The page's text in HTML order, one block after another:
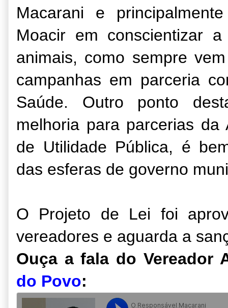
Macarani e
Moacir em conscientizar
animais, como sempre
campanhas em parceria
Saúde. Outro ponto
melhoria para parcerias
de Utilidade Pública, é
das esferas de governo
O Projeto de Lei foi
vereadores e aguarda a
Ouça a fala do Vereador
do Povo: